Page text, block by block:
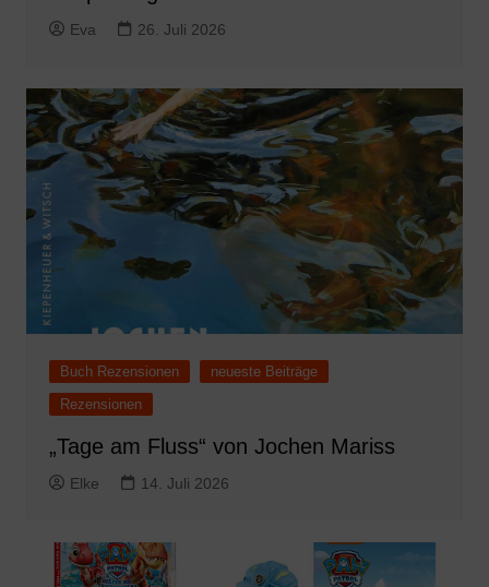
Eva 26. Juli 2026
Buch Rezensionen
neueste Beiträge
Rezensionen
„Tage am Fluss“ von Jochen Mariss
Elke 14. Juli 2026